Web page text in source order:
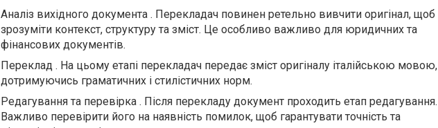
Аналіз вихідного документа . Перекладач повинен ретельно вивчити оригінал, щоб
зрозуміти контекст, структуру та зміст. Це особливо важливо для юридичних та
фінансових документів.
Переклад . На цьому етапі перекладач передає зміст оригіналу італійською мовою,
дотримуючись граматичних і стилістичних норм.
Редагування та перевірка . Після перекладу документ проходить етап редагування.
Важливо перевірити його на наявність помилок, щоб гарантувати точність та